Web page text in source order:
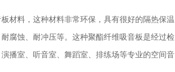
材料，这种材料非常环保，具有很好的隔热保温
腐蚀、耐冲压等。这种聚酯纤维吸音板是经过检
播室、听音室、舞蹈室、排练场等专业的空间音